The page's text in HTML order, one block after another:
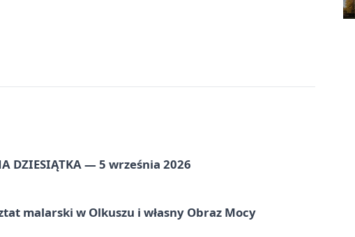
DZIESIĄTKA — 5 września 2026
malarski w Olkuszu i własny Obraz Mocy